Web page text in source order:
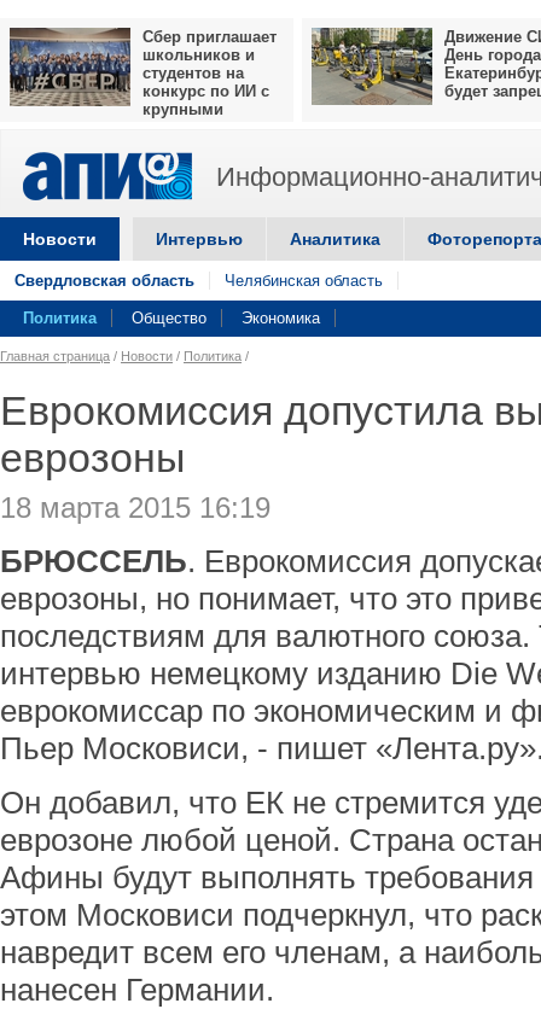
Сбер приглашает
школьников и
студентов на
конкурс по ИИ с
крупными
Движение
День города
будет
Информационно-
Новости Интервью Аналитика
Свердловская область Челябинская область
Политика Общество Экономика
Главная страница / Новости / Политика /
Еврокомиссия допустила
еврозоны
18 марта 2015 16:19
БРЮССЕЛЬ. Еврокомиссия
еврозоны, но понимает, что это
последствиям для валютного
интервью немецкому изданию Die
еврокомиссар по экономическим и
Пьер Московиси, - пишет
Он добавил, что ЕК не стремится
еврозоне любой ценой. Страна
Афины будут выполнять
этом Московиси подчеркнул, что
навредит всем его членам, а
нанесен Германии.